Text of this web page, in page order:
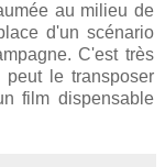
au milieu de
d'un scénario
C'est très
le transposer
film dispensable